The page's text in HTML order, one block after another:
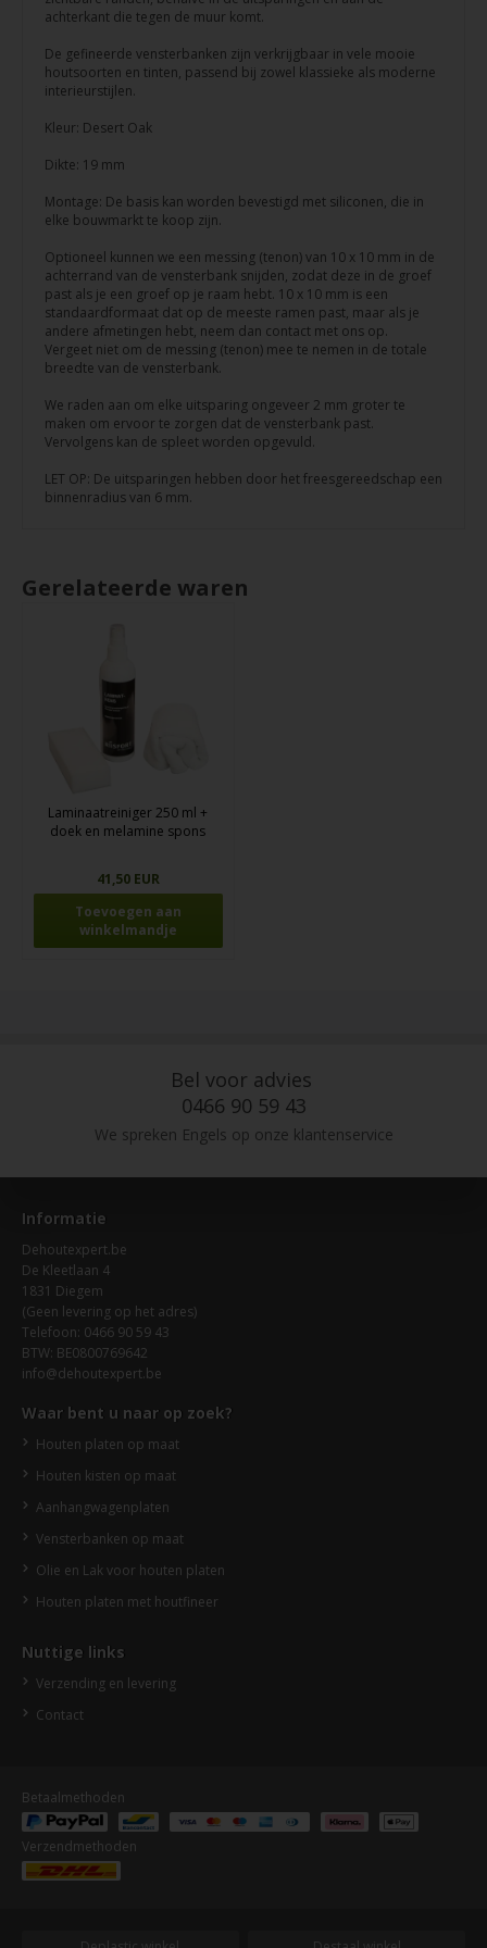
achterkant die tegen de muur komt.
De gefineerde vensterbanken zijn verkrijgbaar in vele mooie
houtsoorten en tinten, passend bij zowel klassieke als moderne
interieurstijlen.
Kleur: Desert Oak
Dikte: 19 mm
Montage: De basis kan worden bevestigd met siliconen, die in
elke bouwmarkt te koop zijn.
Optioneel kunnen we een messing (tenon) van 10 x 10 mm in de
achterrand van de vensterbank snijden, zodat deze in de groef
past als je een groef op je raam hebt. 10 x 10 mm is een
standaardformaat dat op de meeste ramen past, maar als je
andere afmetingen hebt, neem dan contact met ons op.
Vergeet niet om de messing (tenon) mee te nemen in de totale
breedte van de vensterbank.
We raden aan om elke uitsparing ongeveer 2 mm groter te
maken om ervoor te zorgen dat de vensterbank past.
Vervolgens kan de spleet worden opgevuld.
LET OP: De uitsparingen hebben door het freesgereedschap een
binnenradius van 6 mm.
Gerelateerde waren
Laminaatreiniger 250 ml +
doek en melamine spons
41,50 EUR
Bel voor advies
0466 90 59 43
We spreken Engels op onze klantenservice
Informatie
Dehoutexpert.be
De Kleetlaan 4
1831 Diegem
(Geen levering op het adres)
Telefoon: 0466 90 59 43
BTW: BE0800769642
info@dehoutexpert.be
Waar bent u naar op zoek?
Houten platen op maat
Houten kisten op maat
Aanhangwagenplaten
Vensterbanken op maat
Olie en Lak voor houten platen
Houten platen met houtfineer
Nuttige links
Verzending en levering
Contact
Betaalmethoden
Verzendmethoden